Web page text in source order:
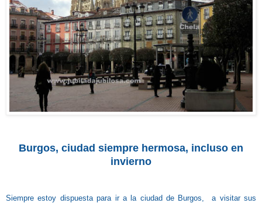
Burgos, ciudad siempre hermosa, incluso en
invierno
Siempre estoy dispuesta para ir a la ciudad de Burgos, a visitar sus